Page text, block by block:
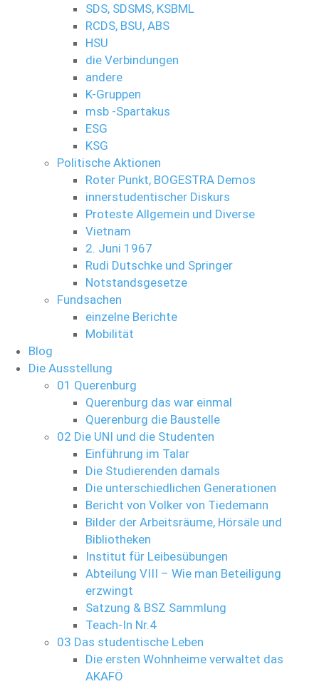
SDS, SDSMS, KSBML
RCDS, BSU, ABS
HSU
die Verbindungen
andere
K-Gruppen
msb -Spartakus
ESG
KSG
Politische Aktionen
Roter Punkt, BOGESTRA Demos
innerstudentischer Diskurs
Proteste Allgemein und Diverse
Vietnam
2. Juni 1967
Rudi Dutschke und Springer
Notstandsgesetze
Fundsachen
einzelne Berichte
Mobilität
Blog
Die Ausstellung
01 Querenburg
Querenburg das war einmal
Querenburg die Baustelle
02 Die UNI und die Studenten
Einführung im Talar
Die Studierenden damals
Die unterschiedlichen Generationen
Bericht von Volker von Tiedemann
Bilder der Arbeitsräume, Hörsäle und
Bibliotheken
Institut für Leibesübungen
Abteilung VIII – Wie man Beteiligung
erzwingt
Satzung & BSZ Sammlung
Teach-In Nr.4
03 Das studentische Leben
Die ersten Wohnheime verwaltet das
AKAFÖ